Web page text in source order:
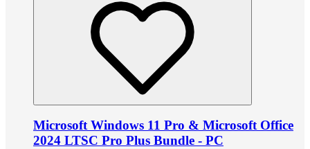
Microsoft Windows 11 Pro & Microsoft Office
2024 LTSC Pro Plus Bundle - PC